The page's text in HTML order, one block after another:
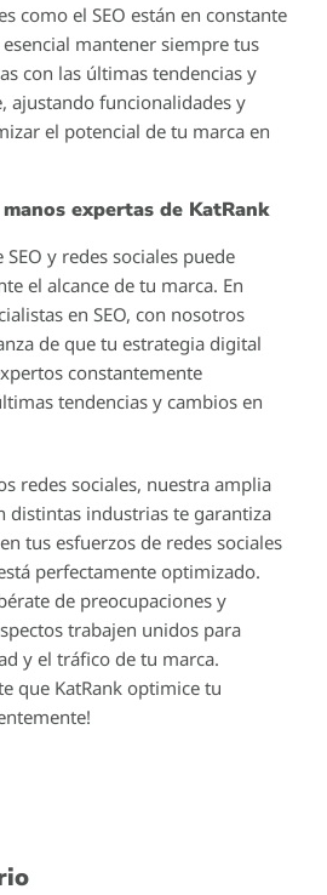
como el SEO están en constante
mantener siempre tus
con las últimas tendencias y
ajustando funcionalidades y
el potencial de tu marca en
expertas de KatRank
y redes sociales puede
el alcance de tu marca. En
en SEO, con nosotros
de que tu estrategia digital
constantemente
tendencias y cambios en
redes sociales, nuestra amplia
distintas industrias te garantiza
tus esfuerzos de redes sociales
perfectamente optimizado.
de preocupaciones y
trabajen unidos para
y el tráfico de tu marca.
que KatRank optimice tu